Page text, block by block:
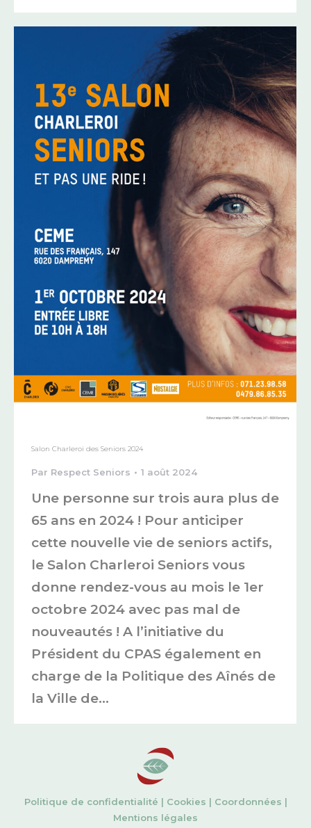
Salon Charleroi des Seniors 2024
Par Respect Seniors 1 août 2024
Une personne sur trois aura plus de
65 ans en 2024 ! Pour anticiper
cette nouvelle vie de seniors actifs,
le Salon Charleroi Seniors vous
donne rendez-vous au mois le 1er
octobre 2024 avec pas mal de
nouveautés ! A l’initiative du
Président du CPAS également en
charge de la Politique des Aînés de
la Ville de…
Politique de confidentialité | Cookies | Coordonnées |
Mentions légales